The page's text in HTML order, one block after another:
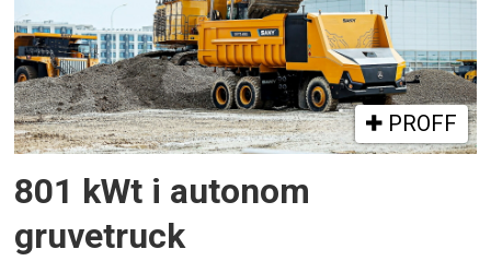
PROFF
801 kWt i autonom
gruvetruck